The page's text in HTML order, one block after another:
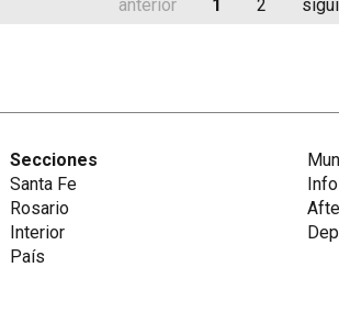
anterior 1 2
Secciones
Santa Fe
Rosario
Interior
País